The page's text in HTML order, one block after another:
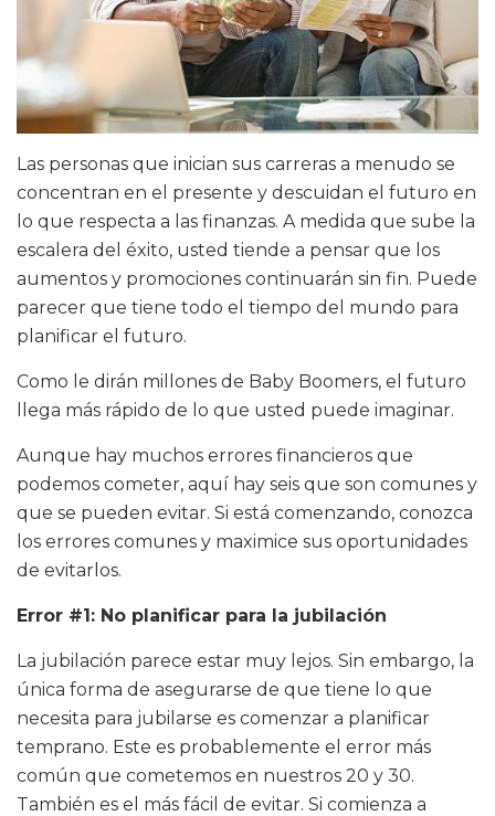
Las personas que inician sus carreras a menudo se
concentran en el presente y descuidan el futuro en
lo que respecta a las finanzas. A medida que sube la
escalera del éxito, usted tiende a pensar que los
aumentos y promociones continuarán sin fin. Puede
parecer que tiene todo el tiempo del mundo para
planificar el futuro.
Como le dirán millones de Baby Boomers, el futuro
llega más rápido de lo que usted puede imaginar.
Aunque hay muchos errores financieros que
podemos cometer, aquí hay seis que son comunes y
que se pueden evitar. Si está comenzando, conozca
los errores comunes y maximice sus oportunidades
de evitarlos.
Error #1: No planificar para la jubilación
La jubilación parece estar muy lejos. Sin embargo, la
única forma de asegurarse de que tiene lo que
necesita para jubilarse es comenzar a planificar
temprano. Este es probablemente el error más
común que cometemos en nuestros 20 y 30.
También es el más fácil de evitar. Si comienza a